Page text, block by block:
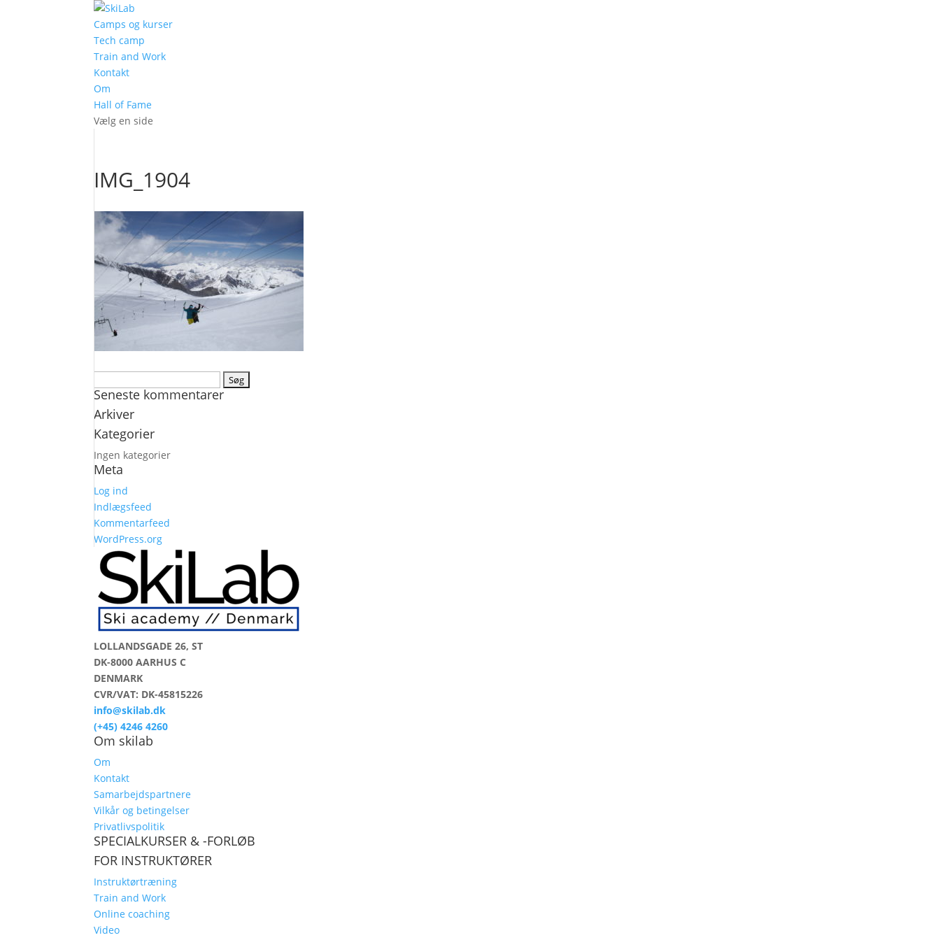
Camps og kurser
Tech camp
Train and Work
Kontakt
Om
Hall of Fame
Vælg en side
IMG_1904
efter:
Seneste kommentarer
Arkiver
Kategorier
Ingen kategorier
Meta
Log ind
Indlægsfeed
Kommentarfeed
WordPress.org
LOLLANDSGADE 26, ST
DK-8000 AARHUS C
DENMARK
CVR/VAT: DK-45815226
info@skilab.dk
(+45) 4246 4260
Om skilab
Om
Kontakt
Samarbejdspartnere
Vilkår og betingelser
Privatlivspolitik
SPECIALKURSER & -FORLØB
FOR INSTRUKTØRER
Instruktørtræning
Train and Work
Online coaching
Video